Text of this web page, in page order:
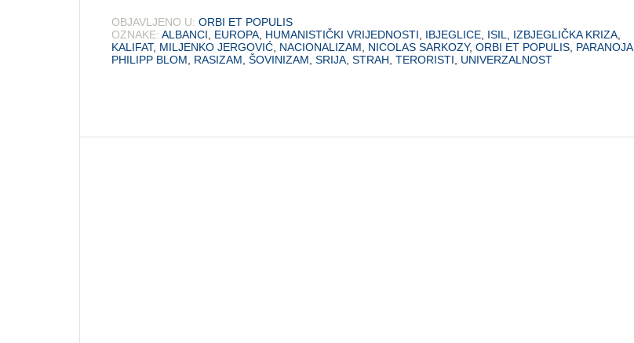
OBJAVLJENO U: ORBI ET POPULIS
OZNAKE: ALBANCI EUROPA HUMANISTIČKI VRIJEDNOSTI IBJEGLICE ISIL IZBJEGLIČKA KRIZA
KALIFAT, MILJENKO JERGOVIĆ NACIONALIZAM NICOLAS SARKOZY, ORBI ET POPULIS PARANOJA
PHILIPP BLOM
RASIZAM ŠOVINIZAM SRIJA STRAH TERORISTI UNIVERZALNOST